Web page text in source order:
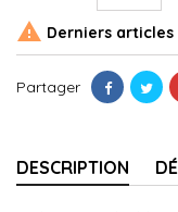
 Derniers
Partager
DESCRIPTION